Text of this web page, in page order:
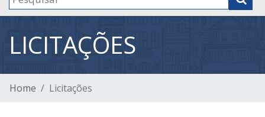
LICITAÇÕES
Home Licitações